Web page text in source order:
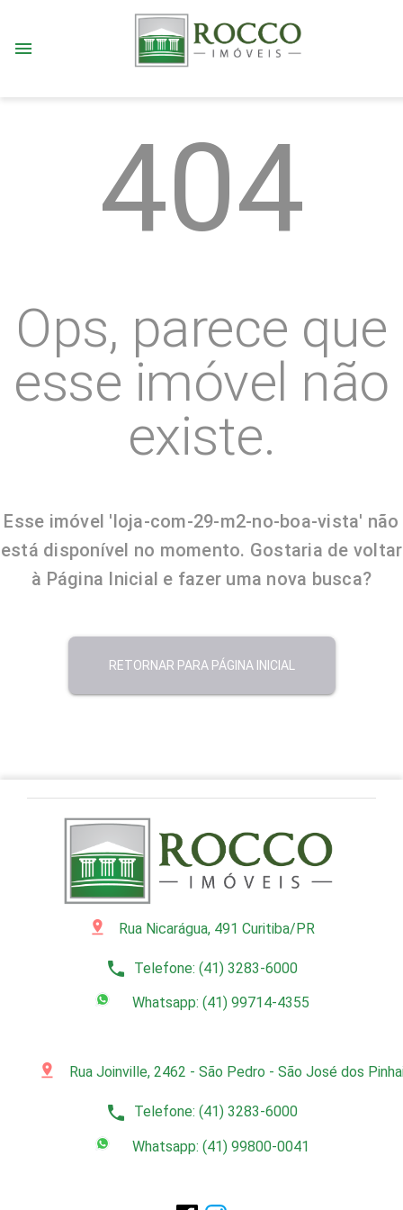
menu
pin_drop Rua Nicarágua, 491 Curitiba/PR
phone Telefone: (41) 3283-6000
Whatsapp: (41) 99714-4355
pin_drop Rua Joinville, 2462 - São Pedro - São José dos
phone Telefone: (41) 3283-6000
Whatsapp: (41) 99800-0041
404
Ops, parece que
esse imóvel não
existe.
Esse imóvel 'loja-com-29-m2-no-boa-vista' não
está disponível no momento. Gostaria de voltar
à Página Inicial e fazer uma nova busca?
RETORNAR PARA PÁGINA INICIAL